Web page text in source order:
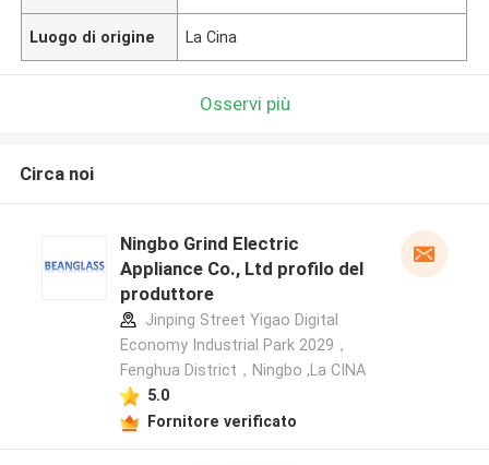
Luogo di origine La Cina
Osservi più
Circa noi
Ningbo Grind Electric
Appliance Co., Ltd profilo del
produttore
Jinping Street Yigao Digital
Economy Industrial Park 2029，
Fenghua District，Ningbo ,La CINA
5.0
Fornitore verificato